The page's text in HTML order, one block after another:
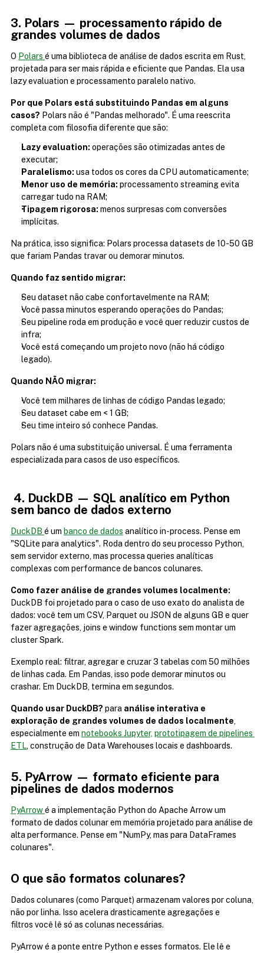
3. Polars — processamento rápido de
grandes volumes de dados
O Polars é uma biblioteca de análise de dados escrita em Rust,
projetada para ser mais rápida e eficiente que Pandas. Ela usa
lazy evaluation e processamento paralelo nativo.
Por que Polars está substituindo Pandas em alguns
casos? Polars não é "Pandas melhorado". É uma reescrita
completa com filosofia diferente que são:
Lazy evaluation: operações são otimizadas antes de
executar;
Paralelismo: usa todos os cores da CPU automaticamente;
Menor uso de memória: processamento streaming evita
carregar tudo na RAM;
Tipagem rigorosa: menos surpresas com conversões
implícitas.
Na prática, isso significa: Polars processa datasets de 10-50 GB
que fariam Pandas travar ou demorar minutos.
Quando faz sentido migrar:
Seu dataset não cabe confortavelmente na RAM;
Você passa minutos esperando operações do Pandas;
Seu pipeline roda em produção e você quer reduzir custos de
infra;
Você está começando um projeto novo (não há código
legado).
Quando NÃO migrar:
Você tem milhares de linhas de código Pandas legado;
Seu dataset cabe em < 1 GB;
Seu time inteiro só conhece Pandas.
Polars não é uma substituição universal. É uma ferramenta
especializada para casos de uso específicos.
4. DuckDB — SQL analítico em Python
sem banco de dados externo
DuckDB é um banco de dados analítico in-process. Pense em
"SQLite para analytics". Roda dentro do seu processo Python,
sem servidor externo, mas processa queries analíticas
complexas com performance de bancos colunares.
Como fazer análise de grandes volumes localmente:
DuckDB foi projetado para o caso de uso exato do analista de
dados: você tem um CSV, Parquet ou JSON de alguns GB e quer
fazer agregações, joins e window functions sem montar um
cluster Spark.
Exemplo real: filtrar, agregar e cruzar 3 tabelas com 50 milhões
de linhas cada. Em Pandas, isso pode demorar minutos ou
crashar. Em DuckDB, termina em segundos.
Quando usar DuckDB? para análise interativa e
exploração de grandes volumes de dados localmente,
especialmente em notebooks Jupyter, prototipagem de pipelines
ETL, construção de Data Warehouses locais e dashboards.
5. PyArrow — formato eficiente para
pipelines de dados modernos
PyArrow é a implementação Python do Apache Arrow um
formato de dados colunar em memória projetado para análise de
alta performance. Pense em "NumPy, mas para DataFrames
colunares".
O que são formatos colunares?
Dados colunares (como Parquet) armazenam valores por coluna,
não por linha. Isso acelera drasticamente agregações e
filtros você lê só as colunas necessárias.
PyArrow é a ponte entre Python e esses formatos. Ele lê e